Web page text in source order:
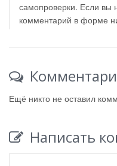
самопроверки. Если вы
комментарий в форме
Ещё никто не оставил
Написать